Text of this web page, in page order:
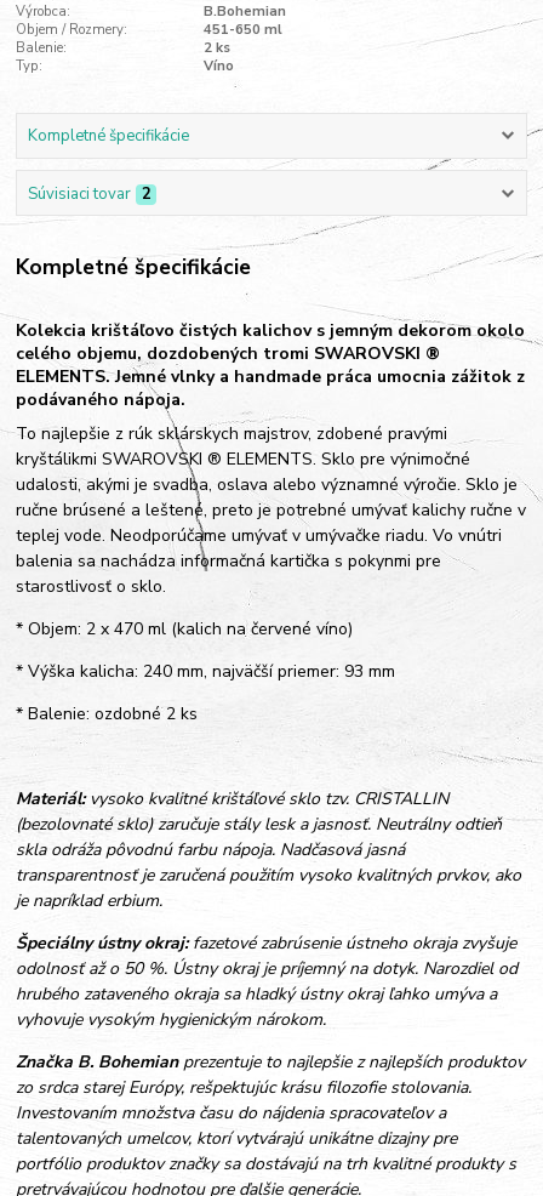
Výrobca:
B.Bohemian
Objem / Rozmery:
451-650 ml
Balenie:
2 ks
Typ:
Víno
Kompletné špecifikácie
Súvisiaci tovar 2
Kompletné špecifikácie
Kolekcia krištáľovo čistých kalichov s jemným dekorom okolo
celého objemu, dozdobených tromi SWAROVSKI ®
ELEMENTS. Jemné vlnky a handmade práca umocnia zážitok z
podávaného nápoja.
To najlepšie z rúk sklárskych majstrov, zdobené pravými
kryštálikmi SWAROVSKI ® ELEMENTS. Sklo pre výnimočné
udalosti, akými je svadba, oslava alebo významné výročie. Sklo je
ručne brúsené a leštené, preto je potrebné umývať kalichy ručne v
teplej vode. Neodporúčame umývať v umývačke riadu. Vo vnútri
balenia sa nachádza informačná kartička s pokynmi pre
starostlivosť o sklo.
* Objem: 2 x 470 ml (kalich na červené víno)
* Výška kalicha: 240 mm, najväčší priemer: 93 mm
* Balenie: ozdobné 2 ks
Materiál:vysoko kvalitné krištáľové sklo tzv. CRISTALLIN
(bezolovnaté sklo) zaručuje stály lesk a jasnosť. Neutrálny odtieň
skla odráža pôvodnú farbu nápoja. Nadčasová jasná
transparentnosť je zaručená použitím vysoko kvalitných prvkov, ako
je napríklad erbium.
Špeciálny ústny okraj:fazetové zabrúsenie ústneho okraja zvyšuje
odolnosť až o 50 %. Ústny okraj je príjemný na dotyk. Narozdiel od
hrubého zataveného okraja sa hladký ústny okraj ľahko umýva a
vyhovuje vysokým hygienickým nárokom.
Značka B. Bohemianprezentuje to najlepšie z najlepších produktov
zo srdca starej Európy, rešpektujúc krásu filozofie stolovania.
Investovaním množstva času do nájdenia spracovateľov a
talentovaných umelcov, ktorí vytvárajú unikátne dizajny pre
portfólio produktov značky sa dostávajú na trh kvalitné produkty s
pretrvávajúcou hodnotou pre ďalšie generácie.